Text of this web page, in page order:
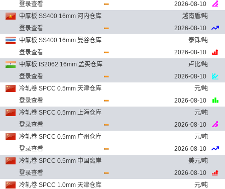
登录查看
2026-08-10
中厚板 SS400 16mm 河内仓库
越南盾/吨
登录查看
2026-08-10
中厚板 SS400 16mm 曼谷仓库
泰铢/吨
登录查看
2026-08-10
中厚板 IS2062 16mm 孟买仓库
卢比/吨
登录查看
2026-08-10
冷轧卷 SPCC 0.5mm 天津仓库
元/吨
登录查看
2026-08-10
冷轧卷 SPCC 0.5mm 上海仓库
元/吨
登录查看
2026-08-10
冷轧卷 SPCC 0.5mm 广州仓库
元/吨
登录查看
2026-08-10
冷轧卷 SPCC 0.5mm 中国离岸
美元/吨
登录查看
2026-08-10
冷轧卷 SPCC 1.0mm 天津仓库
元/吨